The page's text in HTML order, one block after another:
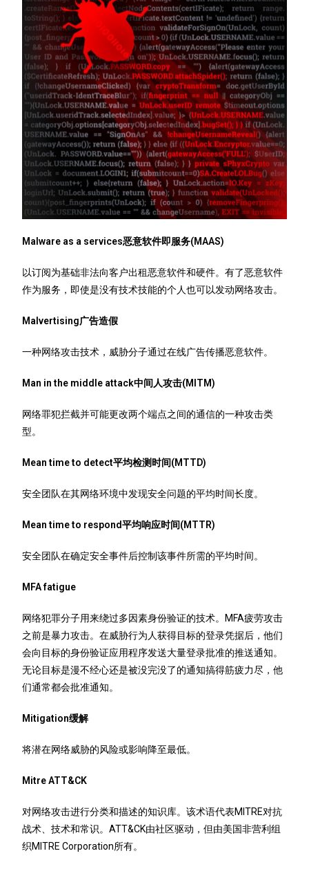
Malware as a services恶意软件即服务(MAAS)
以订阅为基础非法向客户出租恶意软件和硬件。有了恶意软件
作为服务，即使是没有技术技能的个人也可以发动网络攻击。
Malvertising广告造假
一种网络攻击技术，威胁分子通过在线广告传播恶意软件。
Man in the middle attack中间人攻击(MITM)
网络罪犯拦截并可能更改两个端点之间的通信的一种攻击类
型。
Mean time to detect平均检测时间(MTTD)
安全团队在其网络环境中发现安全问题的平均时间长度。
Mean time to respond平均响应时间(MTTR)
安全团队在确定安全事件后控制该事件所需的平均时间。
MFA fatigue
网络犯罪分子用来绕过多因素身份验证的技术。MFA疲劳攻击
之前是暴力攻击。在威胁行为人获得目标的登录凭据后，他们
会向目标的身份验证应用程序发送大量登录批准的推送通知。
无论目标是漫不经心还是被没完没了的通知搞得筋疲力尽，他
们通常都会批准通知。
Mitigation缓解
将潜在网络威胁的风险或影响降至最低。
Mitre ATT&CK
对网络攻击进行分类和描述的知识库。该术语代表MITRE对抗
战术、技术和常识。ATT&CK由社区驱动，但由美国非营利组
织MITRE Corporation所有。